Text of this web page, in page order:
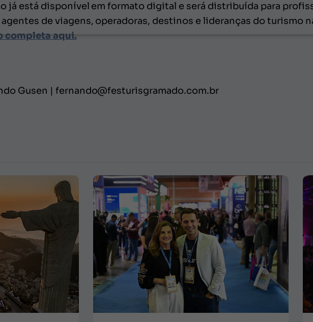
já está disponível em formato digital e será distribuída para
de viagens, operadoras, destinos e lideranças do turismo
completa aqui.
Gusen | fernando@festurisgramado.com.br